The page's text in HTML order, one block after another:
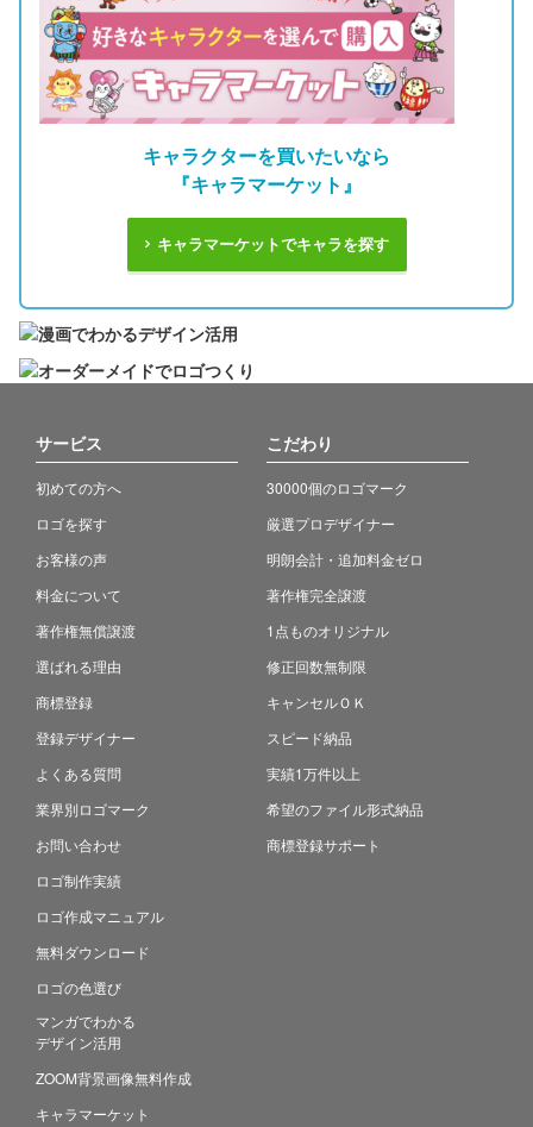
キャラクターを買いたいなら
『キャラマーケット』
キャラマーケットでキャラを探す
サービス
初めての方へ
ロゴを探す
お客様の声
料金について
著作権無償譲渡
選ばれる理由
商標登録
登録デザイナー
よくある質問
業界別ロゴマーク
お問い合わせ
ロゴ制作実績
ロゴ作成マニュアル
無料ダウンロード
ロゴの色選び
マンガでわかる
デザイン活用
ZOOM背景画像無料作成
キャラマーケット
こだわり
30000個のロゴマーク
厳選プロデザイナー
明朗会計・追加料金ゼロ
著作権完全譲渡
1点ものオリジナル
修正回数無制限
キャンセルＯＫ
スピード納品
実績1万件以上
希望のファイル形式納品
商標登録サポート